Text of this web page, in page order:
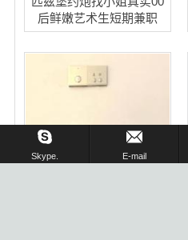
后鲜嫩艺术生短期兼职
Skype. E-mail
在线留言 !